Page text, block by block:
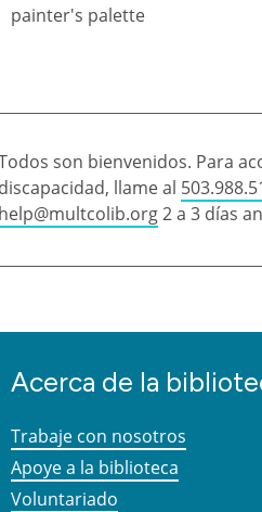
son bienvenidos. Para
llame al
2 a 3 días
Acerca de la
Trabaje con nosotros
Apoye a la biblioteca
Voluntariado